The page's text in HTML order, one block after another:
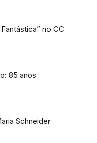
no CC
85 anos
Schneider